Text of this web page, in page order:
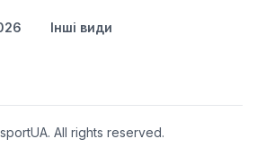
Інші види
All rights reserved.